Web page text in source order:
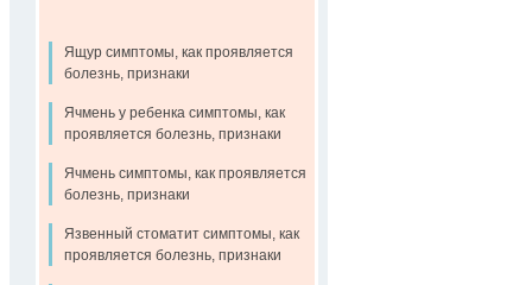
Ящур симптомы, как проявляется
болезнь, признаки
Ячмень у ребенка симптомы, как
проявляется болезнь, признаки
Ячмень симптомы, как проявляется
болезнь, признаки
Язвенный стоматит симптомы, как
проявляется болезнь, признаки